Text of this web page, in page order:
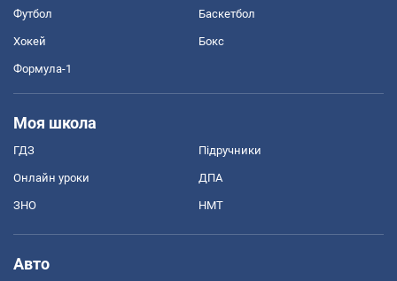
Футбол Баскетбол
Хокей Бокс
Формула-1
Моя школа
ГДЗ Підручники
Онлайн уроки ДПА
ЗНО НМТ
Авто